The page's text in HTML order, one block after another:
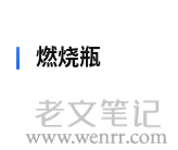
燃烧瓶